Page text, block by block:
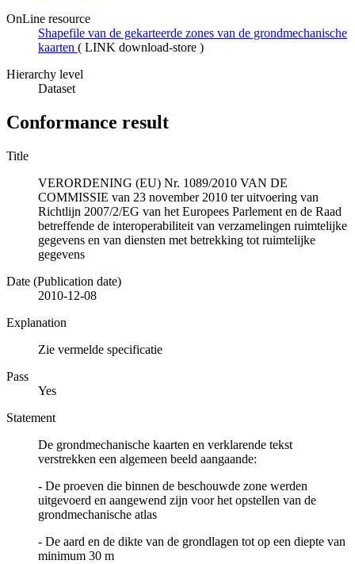
OnLine resource
Shapefile van de gekarteerde zones van de grondmechanische
kaarten ( LINK download-store )
Hierarchy level
Dataset
Conformance result
Title
VERORDENING (EU) Nr. 1089/2010 VAN DE
COMMISSIE van 23 november 2010 ter uitvoering van
Richtlijn 2007/2/EG van het Europees Parlement en de Raad
betreffende de interoperabiliteit van verzamelingen ruimtelijke
gegevens en van diensten met betrekking tot ruimtelijke
gegevens
Date (Publication date)
2010-12-08
Explanation
Zie vermelde specificatie
Pass
Yes
Statement
De grondmechanische kaarten en verklarende tekst
verstrekken een algemeen beeld aangaande:
- De proeven die binnen de beschouwde zone werden
uitgevoerd en aangewend zijn voor het opstellen van de
grondmechanische atlas
- De aard en de dikte van de grondlagen tot op een diepte van
minimum 30 m